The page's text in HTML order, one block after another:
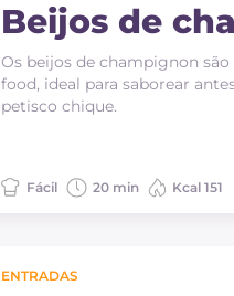
Beijos de
Os beijos de champignon
food, ideal para saborear
petisco chique.
Fácil 20 min Kcal 151
ENTRADAS